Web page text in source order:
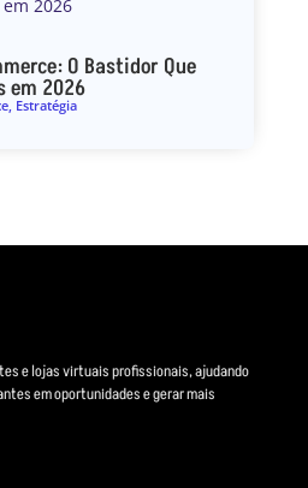
O Bastidor Que
em 2026
, Estratégia
e lojas virtuais profissionais, ajudando
em oportunidades e gerar mais